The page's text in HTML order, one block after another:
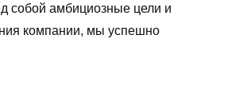
собой амбициозные цели и
компании, мы успешно